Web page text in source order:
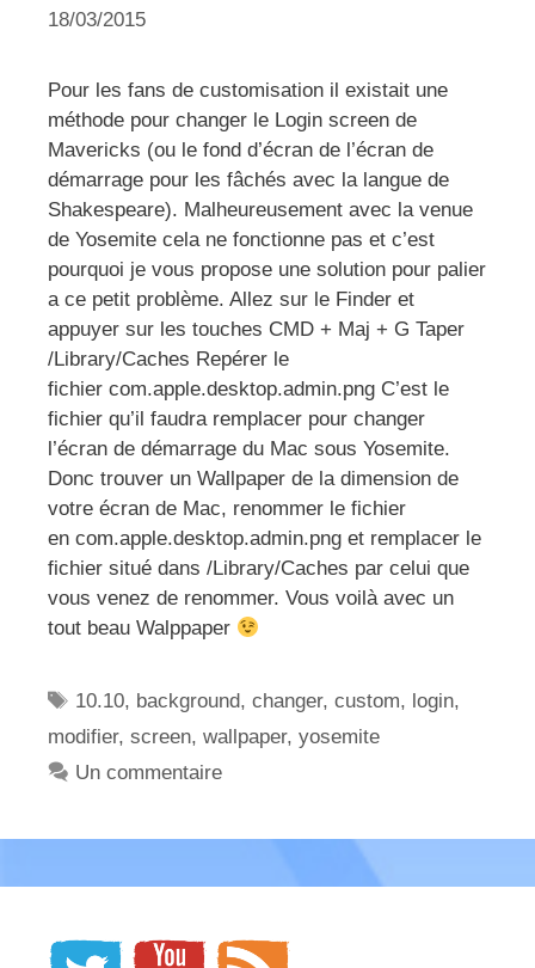
18/03/2015
Pour les fans de customisation il existait une
méthode pour changer le Login screen de
Mavericks (ou le fond d’écran de l’écran de
démarrage pour les fâchés avec la langue de
Shakespeare). Malheureusement avec la venue
de Yosemite cela ne fonctionne pas et c’est
pourquoi je vous propose une solution pour palier
a ce petit problème. Allez sur le Finder et
appuyer sur les touches CMD + Maj + G Taper
/Library/Caches Repérer le
fichier com.apple.desktop.admin.png C’est le
fichier qu’il faudra remplacer pour changer
l’écran de démarrage du Mac sous Yosemite.
Donc trouver un Wallpaper de la dimension de
votre écran de Mac, renommer le fichier
en com.apple.desktop.admin.png et remplacer le
fichier situé dans /Library/Caches par celui que
vous venez de renommer. Vous voilà avec un
tout beau Walppaper
Étiquettes
10.10, background,changer,custom, login,
modifier, screen, wallpaper, yosemite
Un commentaire